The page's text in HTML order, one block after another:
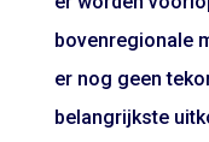
bovenregionale
er nog geen
belangrijkste